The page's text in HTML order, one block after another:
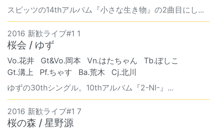
スピッツの14thアルバム『小さな生き物』の2曲目にし...
2016 新歓ライブ#1 1
桜会 / ゆず
Vo.花井 Gt&Vo.岡本 Vn.はたちゃん
Tb.ぼしこ
Gt.溝上
Pf.ちゃす Ba.荒木
Cj.北川
ゆずの30thシングル。10thアルバム『2-NI-』...
2016 新歓ライブ#1 7
桜の森 / 星野源